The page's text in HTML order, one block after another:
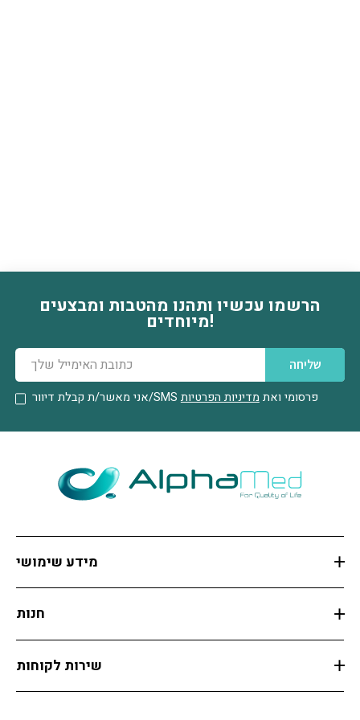
הרשמו עכשיו ותהנו מהטבות ומבצעים
מיוחדים!
דוא׳׳ל
שליחה
אני מאשר/ת קבלת דיוור/SMS
פרסומי ואת מדיניות הפרטיות
מידע שימושי
חנות
שירות לקוחות